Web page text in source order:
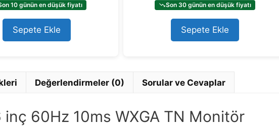
t
o
f
5
10 günün en düşük fiyatı
Sepete Ekle
Son 30 günün en düşük fiyatı
Sepete Ekle
Değerlendirmeler (0) Sorular ve Cevaplar
inç 60Hz 10ms WXGA TN Monitör